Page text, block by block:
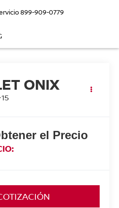
899-909-0779
ONIX
el Precio